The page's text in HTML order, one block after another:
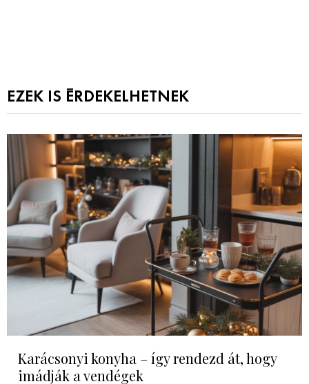
EZEK IS ÉRDEKELHETNEK
Karácsonyi konyha – így rendezd át, hogy
imádják a vendégek